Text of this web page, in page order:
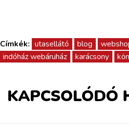
Címkék: utasellátó blog
indóház webáruház
karácsony
KAPCSOLÓDÓ